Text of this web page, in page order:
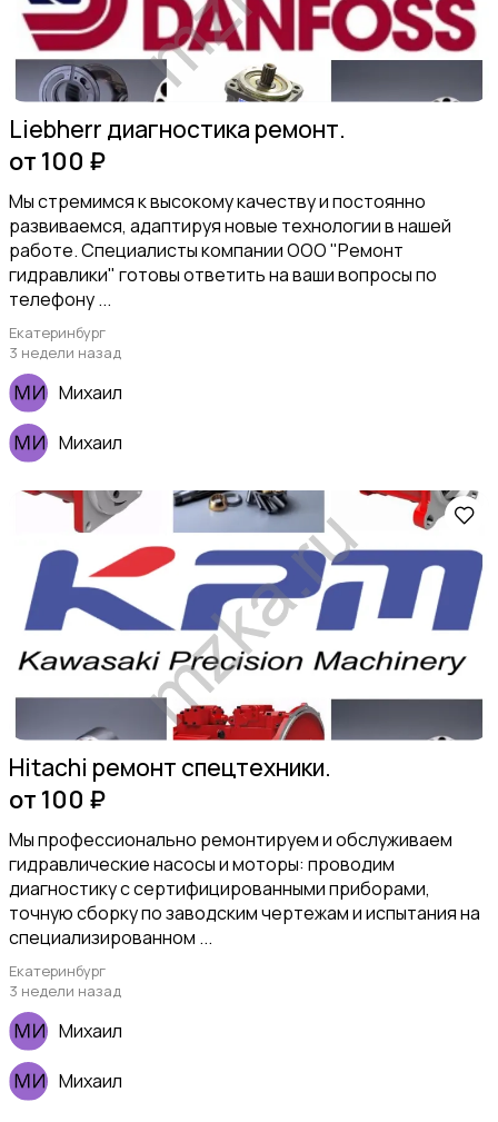
Liebherr диагностика ремонт.
от 100 ₽
Мы стремимся к высокому качеству и постоянно
развиваемся, адаптируя новые технологии в нашей
работе. Специалисты компании ООО "Ремонт
гидравлики" готовы ответить на ваши вопросы по
телефону ...
Екатеринбург
3 недели назад
Михаил
Михаил
Hitachi ремонт спецтехники.
от 100 ₽
Мы профессионально ремонтируем и обслуживаем
гидравлические насосы и моторы: проводим
диагностику с сертифицированными приборами,
точную сборку по заводским чертежам и испытания на
специализированном ...
Екатеринбург
3 недели назад
Михаил
Михаил